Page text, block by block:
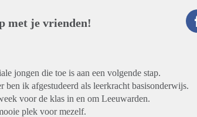
met je vrienden!
jongen die toe is aan een volgende stap.
ben ik afgestudeerd als leerkracht basisonderwijs.
voor de klas in en om Leeuwarden.
plek voor mezelf.